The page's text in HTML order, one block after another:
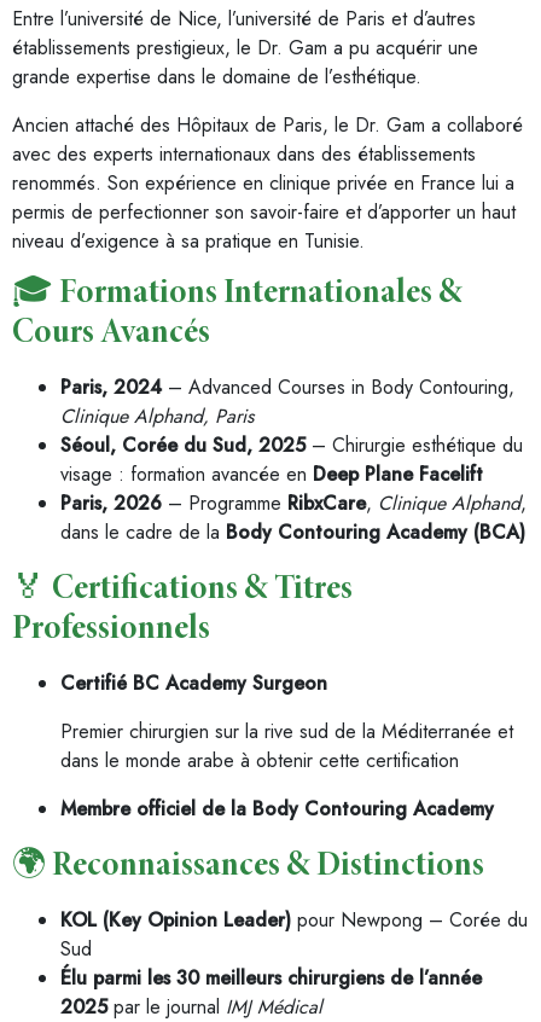
Entre l’université de Nice, l’université de Paris et d’autres
établissements prestigieux, le Dr. Gam a pu acquérir une
grande expertise dans le domaine de l’esthétique.
Ancien attaché des Hôpitaux de Paris, le Dr. Gam a collaboré
avec des experts internationaux dans des établissements
renommés. Son expérience en clinique privée en France lui a
permis de perfectionner son savoir-faire et d’apporter un haut
niveau d’exigence à sa pratique en Tunisie.
🎓 Formations Internationales &
Cours Avancés
Paris, 2024– Advanced Courses in Body Contouring,
Clinique Alphand, Paris
Séoul, Corée du Sud, 2025– Chirurgie esthétique du
visage : formation avancée en Deep Plane Facelift
Paris, 2026 – Programme RibxCare, Clinique Alphand,
dans le cadre de la Body Contouring Academy (BCA)
🏅 Certifications & Titres
Professionnels
Certifié BC Academy Surgeon
Premier chirurgien sur la rive sud de la Méditerranée et
dans le monde arabe à obtenir cette certification
Membre officiel de la Body Contouring Academy
🌍 Reconnaissances & Distinctions
KOL (Key Opinion Leader) pour Newpong – Corée du
Sud
Élu parmi les 30 meilleurs chirurgiens de l’année
2025par le journal IMJ Médical